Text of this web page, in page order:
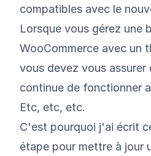
compatibles avec le
Lorsque vous gérez une
WooCommerce avec un
vous devez vous assurer
continue de fonctionner
Etc, etc, etc.
C'est pourquoi j'ai écrit
étape pour mettre à jour